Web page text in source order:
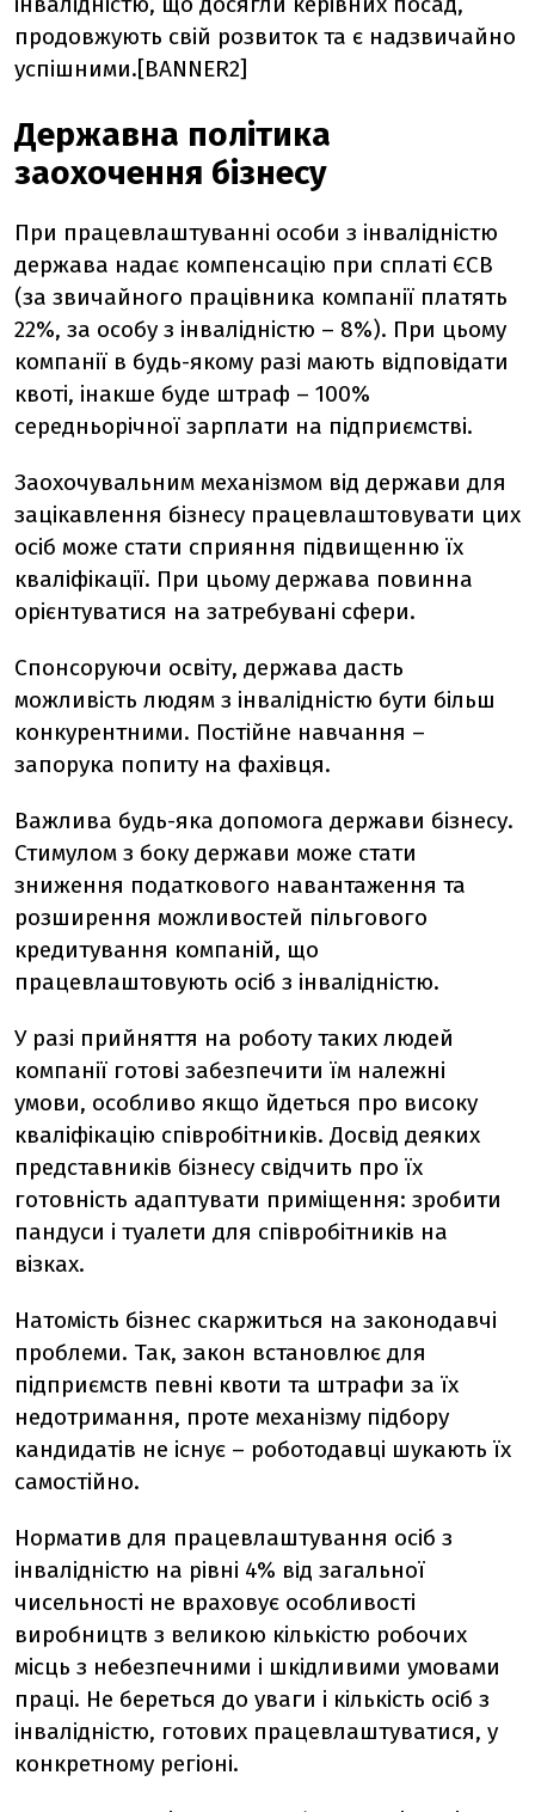
продовжують свій розвиток та є надзвичайно
успішними.[BANNER2]
Державна політика
заохочення бізнесу
При працевлаштуванні особи з інвалідністю
держава надає компенсацію при сплаті ЄСВ
(за звичайного працівника компанії платять
22%, за особу з інвалідністю – 8%). При цьому
компанії в будь-якому разі мають відповідати
квоті, інакше буде штраф – 100%
середньорічної зарплати на підприємстві.
Заохочувальним механізмом від держави для
зацікавлення бізнесу працевлаштовувати цих
осіб може стати сприяння підвищенню їх
кваліфікації. При цьому держава повинна
орієнтуватися на затребувані сфери.
Спонсоруючи освіту, держава дасть
можливість людям з інвалідністю бути більш
конкурентними. Постійне навчання –
запорука попиту на фахівця.
Важлива будь-яка допомога держави бізнесу.
Стимулом з боку держави може стати
зниження податкового навантаження та
розширення можливостей пільгового
кредитування компаній, що
працевлаштовують осіб з інвалідністю.
У разі прийняття на роботу таких людей
компанії готові забезпечити їм належні
умови, особливо якщо йдеться про високу
кваліфікацію співробітників. Досвід деяких
представників бізнесу свідчить про їх
готовність адаптувати приміщення: зробити
пандуси і туалети для співробітників на
візках.
Натомість бізнес скаржиться на законодавчі
проблеми. Так, закон встановлює для
підприємств певні квоти та штрафи за їх
недотримання, проте механізму підбору
кандидатів не існує – роботодавці шукають їх
самостійно.
Норматив для працевлаштування осіб з
інвалідністю на рівні 4% від загальної
чисельності не враховує особливості
виробництв з великою кількістю робочих
місць з небезпечними і шкідливими умовами
праці. Не береться до уваги і кількість осіб з
інвалідністю, готових працевлаштуватися, у
конкретному регіоні.